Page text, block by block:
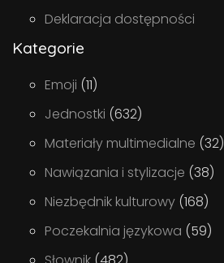
Deklaracja dostępności
Kategorie
Emoji (11)
Jednostki (632)
Materiały multimedialne (32)
Nawiązania i stylizacje (38)
Niezbędnik kulturowy (168)
Poczekalnia językowa (59)